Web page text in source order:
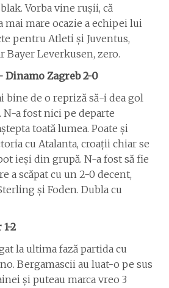
Vorba vine rușii, că
mai mare ocazie a echipei lui
pentru Atleti și Juventus,
Bayer Leverkusen, zero.
Zagreb 2-0
bine de o repriză să-i dea gol
N-a fost nici pe departe
toată lumea. Poate și
cu Atalanta, croații chiar se
ieși din grupă. N-a fost să fie
a scăpat cu un 2-0 decent,
și Foden. Dubla cu
2
la ultima fază partida cu
Bergamascii au luat-o pe sus
și puteau marca vreo 3